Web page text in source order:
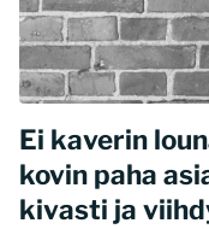
Ei kaverin
kovin paha
kivasti ja